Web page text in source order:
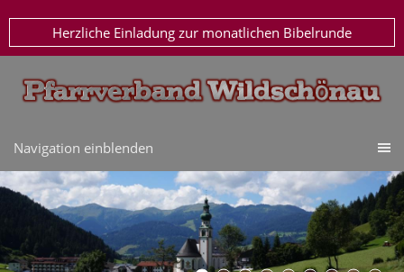
Herzliche Einladung zur monatlichen Bibelrunde
Navigation einblenden